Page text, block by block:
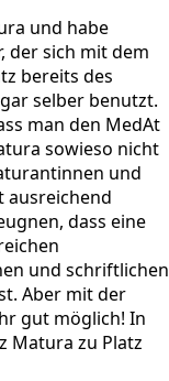
und habe
der sich mit dem
bereits des
selber benutzt.
man den MedAt
sowieso nicht
und
ausreichend
dass eine
und schriftlichen
Aber mit der
gut möglich! In
Matura zu Platz